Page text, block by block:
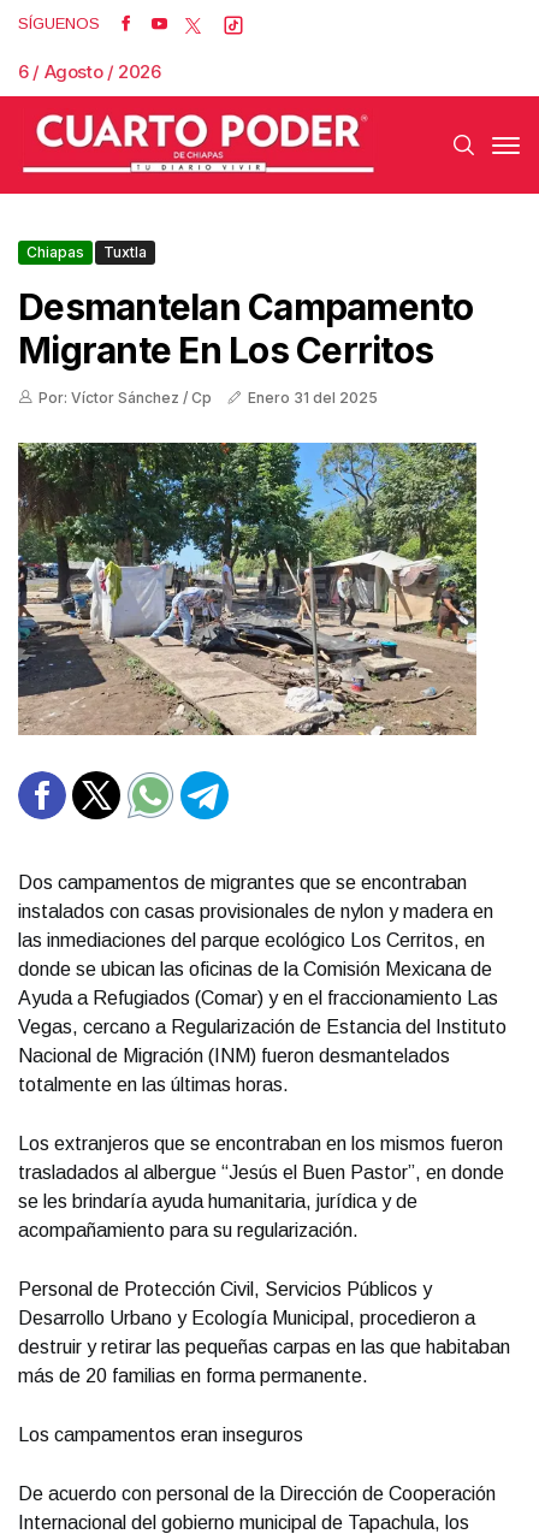
SÍGUENOS
6 / Agosto / 2026
Chiapas Tuxtla
Desmantelan Campamento
Migrante En Los Cerritos
Por: Víctor Sánchez / Cp Enero 31 del 2025
Dos campamentos de migrantes que se encontraban
instalados con casas provisionales de nylon y madera en
las inmediaciones del parque ecológico Los Cerritos, en
donde se ubican las oficinas de la Comisión Mexicana de
Ayuda a Refugiados (Comar) y en el fraccionamiento Las
Vegas, cercano a Regularización de Estancia del Instituto
Nacional de Migración (INM) fueron desmantelados
totalmente en las últimas horas.
Los extranjeros que se encontraban en los mismos fueron
trasladados al albergue “Jesús el Buen Pastor”, en donde
se les brindaría ayuda humanitaria, jurídica y de
acompañamiento para su regularización.
Personal de Protección Civil, Servicios Públicos y
Desarrollo Urbano y Ecología Municipal, procedieron a
destruir y retirar las pequeñas carpas en las que habitaban
más de 20 familias en forma permanente.
Los campamentos eran inseguros
De acuerdo con personal de la Dirección de Cooperación
Internacional del gobierno municipal de Tapachula, los